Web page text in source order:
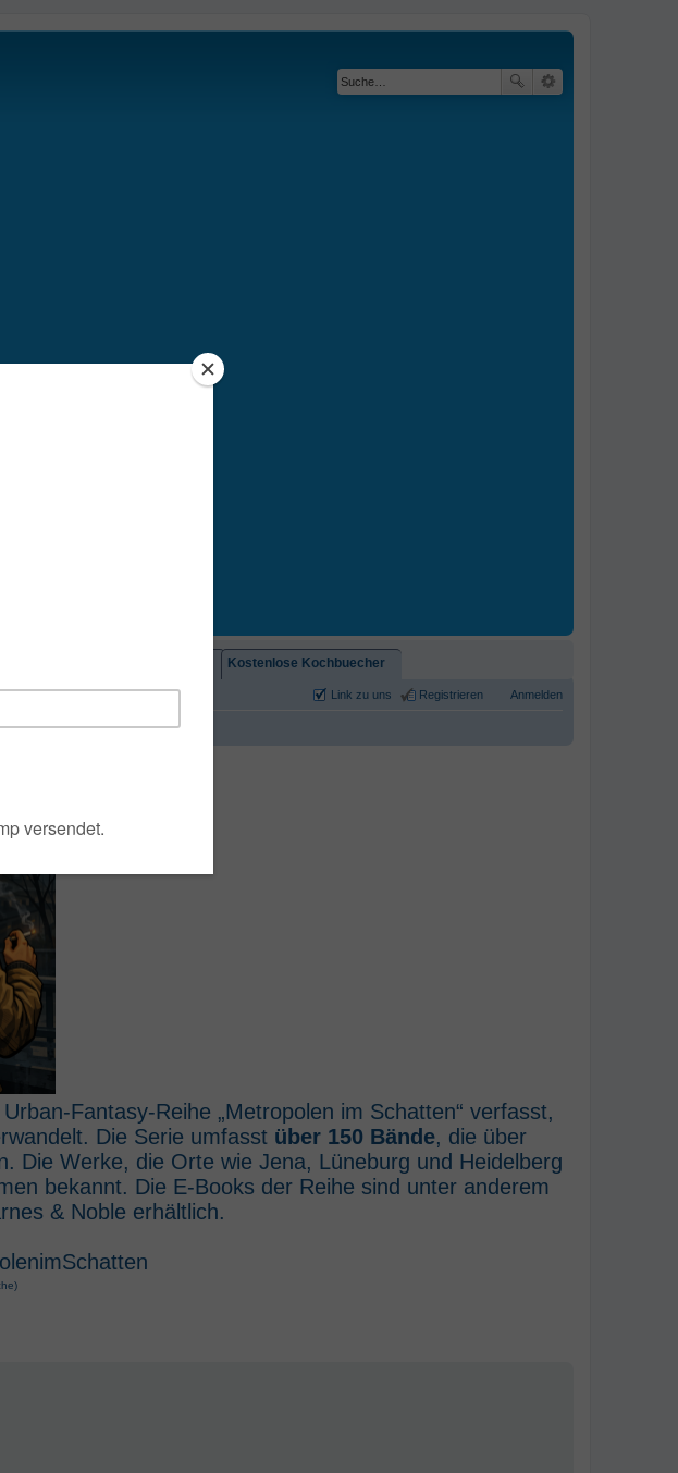
Gespielt werden
gespielt werden darf.
Kostenlose Kochbuecher
Anmelden
Registrieren
Link zu uns
Fantasy-Reihe „Metropolen im Schatten“ verfasst,
Die Serie umfasst über 150 Bände, die über
Die Werke, die Orte wie Jena, Lüneburg und Heidelberg
bekannt. Die E-Books der Reihe sind unter anderem
& Noble erhältlich.